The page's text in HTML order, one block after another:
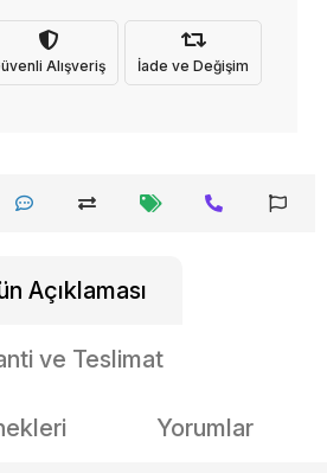
Alışveriş İade ve Değişim
Açıklaması
ve Teslimat
Yorumlar